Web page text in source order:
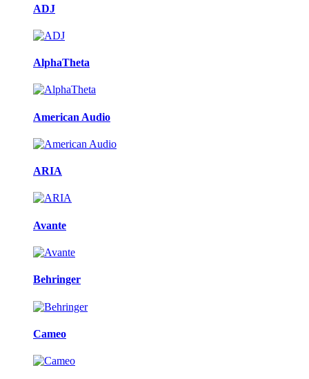
ADJ
AlphaTheta
American Audio
ARIA
Avante
Behringer
Cameo